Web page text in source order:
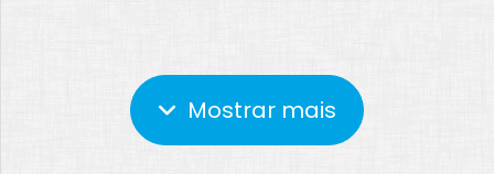
Mostrar mais